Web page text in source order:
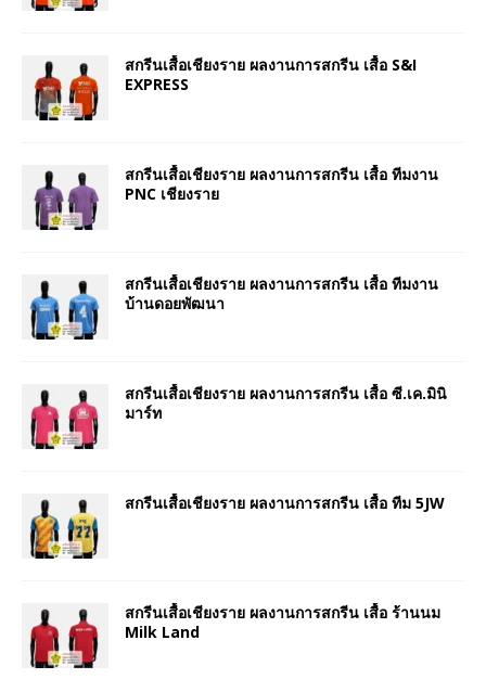
สกรีนเสื้อเชียงราย ผลงานการสกรีน เสื้อ S&I
EXPRESS
สกรีนเสื้อเชียงราย ผลงานการสกรีน เสื้อ ทีมงาน
PNC เชียงราย
สกรีนเสื้อเชียงราย ผลงานการสกรีน เสื้อ ทีมงาน
บ้านดอยพัฒนา
สกรีนเสื้อเชียงราย ผลงานการสกรีน เสื้อ ซี.เค.มินิ
มาร์ท
สกรีนเสื้อเชียงราย ผลงานการสกรีน เสื้อ ทีม 5JW
สกรีนเสื้อเชียงราย ผลงานการสกรีน เสื้อ ร้านนม
Milk Land